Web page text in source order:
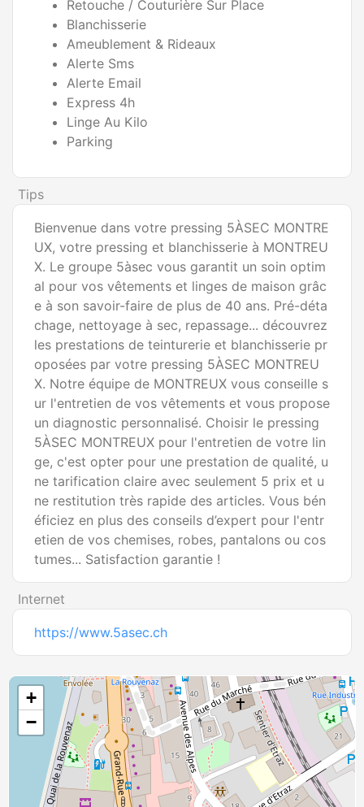
Retouche / Couturière Sur Place
Blanchisserie
Ameublement & Rideaux
Alerte Sms
Alerte Email
Express 4h
Linge Au Kilo
Parking
Tips
Bienvenue dans votre pressing 5ÀSEC MONTRE
UX, votre pressing et blanchisserie à MONTREU
X. Le groupe 5àsec vous garantit un soin optim
al pour vos vêtements et linges de maison grâc
e à son savoir-faire de plus de 40 ans. Pré-déta
chage, nettoyage à sec, repassage... découvrez
les prestations de teinturerie et blanchisserie pr
oposées par votre pressing 5ÀSEC MONTREU
X. Notre équipe de MONTREUX vous conseille s
ur l'entretien de vos vêtements et vous propose
un diagnostic personnalisé. Choisir le pressing
5ÀSEC MONTREUX pour l'entretien de votre lin
ge, c'est opter pour une prestation de qualité, u
ne tarification claire avec seulement 5 prix et u
ne restitution très rapide des articles. Vous bén
éficiez en plus des conseils d’expert pour l'entr
etien de vos chemises, robes, pantalons ou cos
tumes... Satisfaction garantie !
Internet
https://www.5asec.ch
+
−